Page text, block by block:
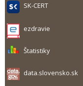
SK-CERT
ezdravie
Štatistiky
data.slovensko.sk